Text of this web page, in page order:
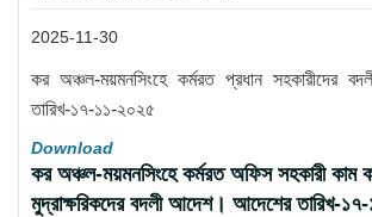
2025-11-30
কর অঞ্চল-ময়মনসিংহে কর্মরত প্রধান সহকারীদের
তারিখ-১৭-১১-২০২৫
Download
কর অঞ্চল-ময়মনসিংহে কর্মরত অফিস সহকারী কাম
মুদ্রাক্ষরিকদের বদলী আদেশ। আদেশের তারিখ-